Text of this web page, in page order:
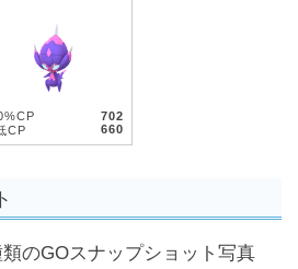
702
CP
660
のGOスナップショット写真